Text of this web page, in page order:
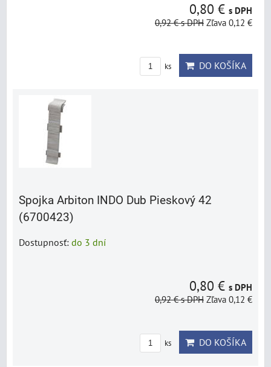
0,80 € s DPH
0,92 €s DPH Zľava 0,12 €
ks DO KOŠÍKA
Spojka Arbiton INDO Dub Pieskový 42
(6700423)
Dostupnosť: do 3 dní
0,80 € s DPH
0,92 €s DPH Zľava 0,12 €
ks DO KOŠÍKA